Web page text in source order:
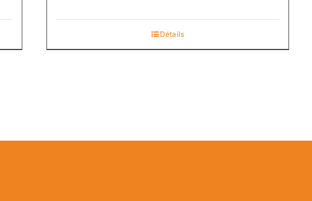
Détails